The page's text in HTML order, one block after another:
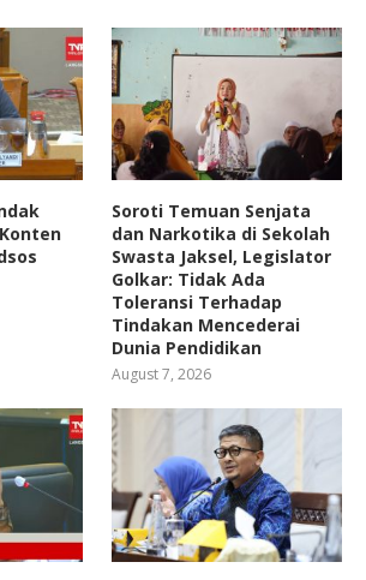
Soroti Temuan Senjata
dan Narkotika di Sekolah
Swasta Jaksel, Legislator
Golkar: Tidak Ada
Toleransi Terhadap
Tindakan Mencederai
Dunia Pendidikan
August 7, 2026